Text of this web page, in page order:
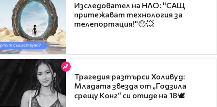
Изследовател на НЛО: "САЩ
притежават технология за
телепортация!"😯💥
Трагедия разтърси Холивуд:
Младата звезда от „Годзила
срещу Конг“ си отиде на 18🕊️